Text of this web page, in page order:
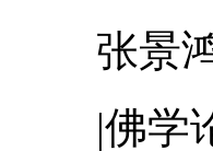
张景
|佛学